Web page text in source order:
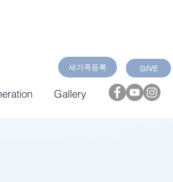
새가족등록 GIVE
Gallery